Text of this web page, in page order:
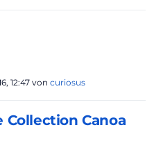
12:47 von curiosus
Collection Canoa